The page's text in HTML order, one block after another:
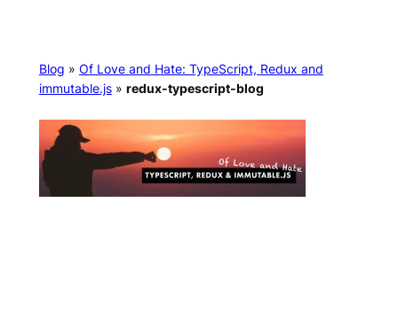
Blog » Of Love and Hate: TypeScript, Redux and
immutable.js» redux-typescript-blog